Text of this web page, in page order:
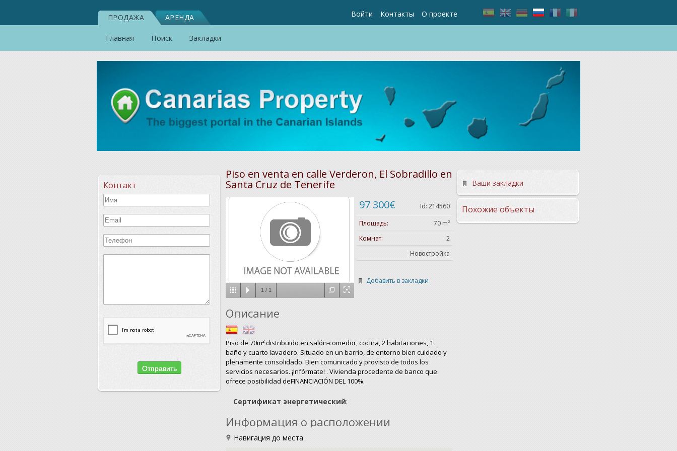
ПРОДАЖА АРЕНДА О проекте
Контакты
Войти
Главная Поиск Закладки
Ваши закладки
Похожие объекты
Piso en venta en calle Verderon, El Sobradillo en
Santa Cruz de Tenerife
1 / 1
Id: 214560
97 300€
Площадь:
70 m²
Комнат:
2
Новостройка
Добавить в закладки
Описание
Piso de 70m² distribuido en salón-comedor, cocina, 2 habitaciones, 1
baño y cuarto lavadero. Situado en un barrio, de entorno bien cuidado y
plenamente consolidado. Bien comunicado y provisto de todos los
servicios necesarios. ¡Infórmate! . Vivienda procedente de banco que
ofrece posibilidad deFINANCIACIÓN DEL 100%.
Сертификат энергетический:
Информация о расположении
Навигация до места
Контакт